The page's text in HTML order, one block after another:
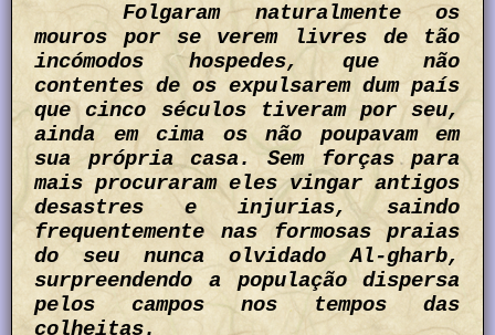
Folgaram naturalmente os
mouros por se verem livres de tão
incómodos hospedes, que não
contentes de os expulsarem dum país
que cinco séculos tiveram por seu,
ainda em cima os não poupavam em
sua própria casa. Sem forças para
mais procuraram eles vingar antigos
desastres e injurias, saindo
frequentemente nas formosas praias
do seu nunca olvidado Al-gharb,
surpreendendo a população dispersa
pelos campos nos tempos das
colheitas.